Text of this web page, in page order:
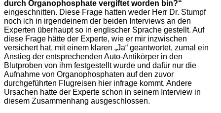
durch Organophosphate vergiftet worden bin?“
eingeschnitten. Diese Frage hatten weder Herr Dr. Stumpf
noch ich in irgendeinem der beiden Interviews an den
Experten überhaupt so in englischer Sprache gestellt. Auf
diese Frage hätte der Experte, wie er mir inzwischen
versichert hat, mit einem klaren „Ja“ geantwortet, zumal ein
Anstieg der entsprechenden Auto-Antikörper in den
Blutproben von ihm festgestellt wurde und dafür nur die
Aufnahme von Organophosphaten auf den zuvor
durchgeführten Flugreisen hier infrage kommt. Andere
Ursachen hatte der Experte schon in seinem Interview in
diesem Zusammenhang ausgeschlossen.